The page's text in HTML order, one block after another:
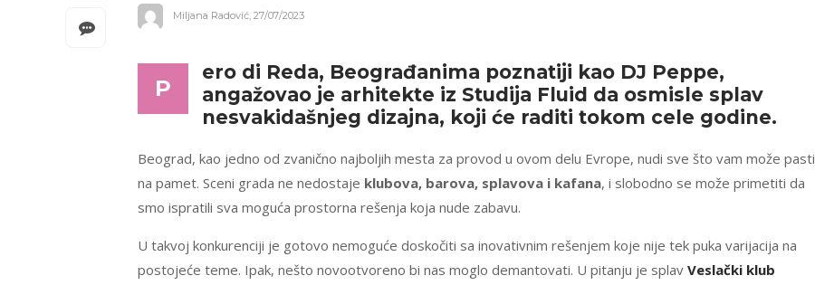
Miljana Radović, 27/07/2023
P
ero di Reda, Beograđanima poznatiji kao DJ Peppe,
angažovao je arhitekte iz Studija Fluid da osmisle splav
nesvakidašnjeg dizajna, koji će raditi tokom cele godine.
Beograd, kao jedno od zvanično najboljih mesta za provod u ovom delu Evrope, nudi sve što vam može pasti
na pamet. Sceni grada ne nedostaje klubova, barova, splavova i kafana, i slobodno se može primetiti da
smo ispratili sva moguća prostorna rešenja koja nude zabavu.
U takvoj konkurenciji je gotovo nemoguće doskočiti sa inovativnim rešenjem koje nije tek puka varijacija na
postojeće teme. Ipak, nešto novootvoreno bi nas moglo demantovati. U pitanju je splav Veslački klub